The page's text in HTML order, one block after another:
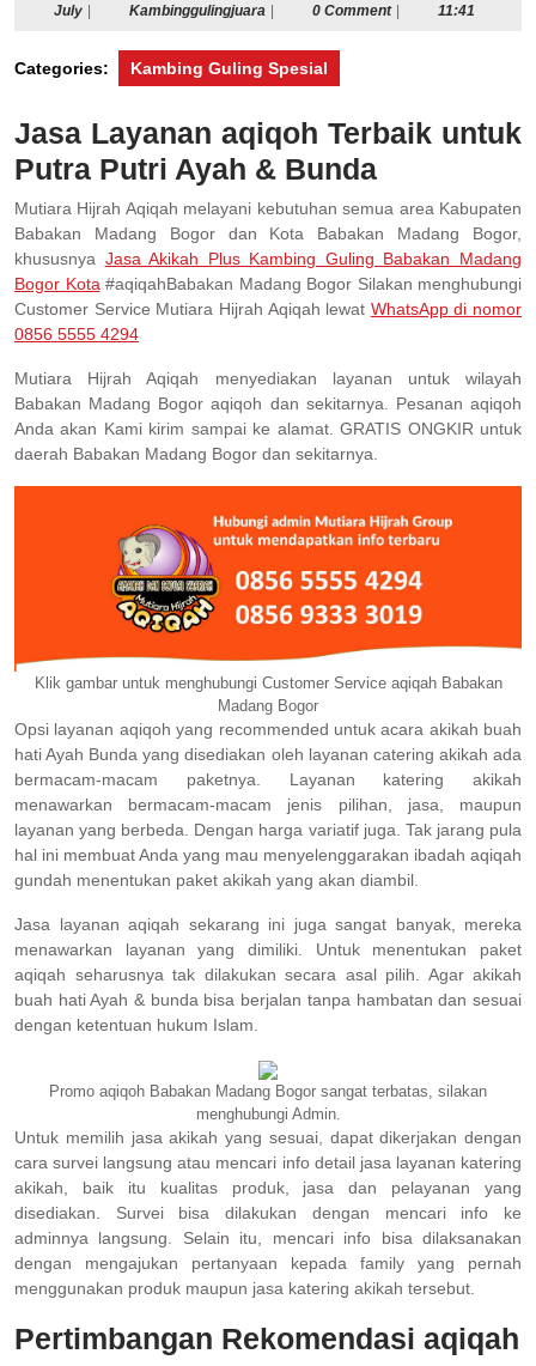
JulyJuly Kambinggulingjuara Kambinggulingjuara
0 Comment 11:41
Categories: Kambing Guling Spesial
Jasa Layanan aqiqoh Terbaik untuk
Putra Putri Ayah & Bunda
Mutiara Hijrah Aqiqah melayani kebutuhan semua area Kabupaten
Babakan Madang Bogor dan Kota Babakan Madang Bogor,
khususnya Jasa Akikah Plus Kambing Guling Babakan Madang
Bogor Kota #aqiqahBabakan Madang Bogor Silakan menghubungi
Customer Service Mutiara Hijrah Aqiqah lewat WhatsApp di nomor
0856 5555 4294
Mutiara Hijrah Aqiqah menyediakan layanan untuk wilayah
Babakan Madang Bogor aqiqoh dan sekitarnya. Pesanan aqiqoh
Anda akan Kami kirim sampai ke alamat. GRATIS ONGKIR untuk
daerah Babakan Madang Bogor dan sekitarnya.
Klik gambar untuk menghubungi Customer Service aqiqah Babakan
Madang Bogor
Opsi layanan aqiqoh yang recommended untuk acara akikah buah
hati Ayah Bunda yang disediakan oleh layanan catering akikah ada
bermacam-macam paketnya. Layanan katering akikah
menawarkan bermacam-macam jenis pilihan, jasa, maupun
layanan yang berbeda. Dengan harga variatif juga. Tak jarang pula
hal ini membuat Anda yang mau menyelenggarakan ibadah aqiqah
gundah menentukan paket akikah yang akan diambil.
Jasa layanan aqiqah sekarang ini juga sangat banyak, mereka
menawarkan layanan yang dimiliki. Untuk menentukan paket
aqiqah seharusnya tak dilakukan secara asal pilih. Agar akikah
buah hati Ayah & bunda bisa berjalan tanpa hambatan dan sesuai
dengan ketentuan hukum Islam.
Promo aqiqoh Babakan Madang Bogor sangat terbatas, silakan
menghubungi Admin.
Untuk memilih jasa akikah yang sesuai, dapat dikerjakan dengan
cara survei langsung atau mencari info detail jasa layanan katering
akikah, baik itu kualitas produk, jasa dan pelayanan yang
disediakan. Survei bisa dilakukan dengan mencari info ke
adminnya langsung. Selain itu, mencari info bisa dilaksanakan
dengan mengajukan pertanyaan kepada family yang pernah
menggunakan produk maupun jasa katering akikah tersebut.
Pertimbangan Rekomendasi aqiqah